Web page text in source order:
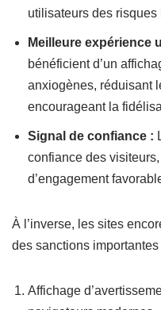
utilisateurs des
Meilleure expérience
bénéficient d’un
anxiogènes, réduisant
encourageant la
Signal de confiance :
confiance des
d’engagement
À l’inverse, les sites
des sanctions importantes
Affichage